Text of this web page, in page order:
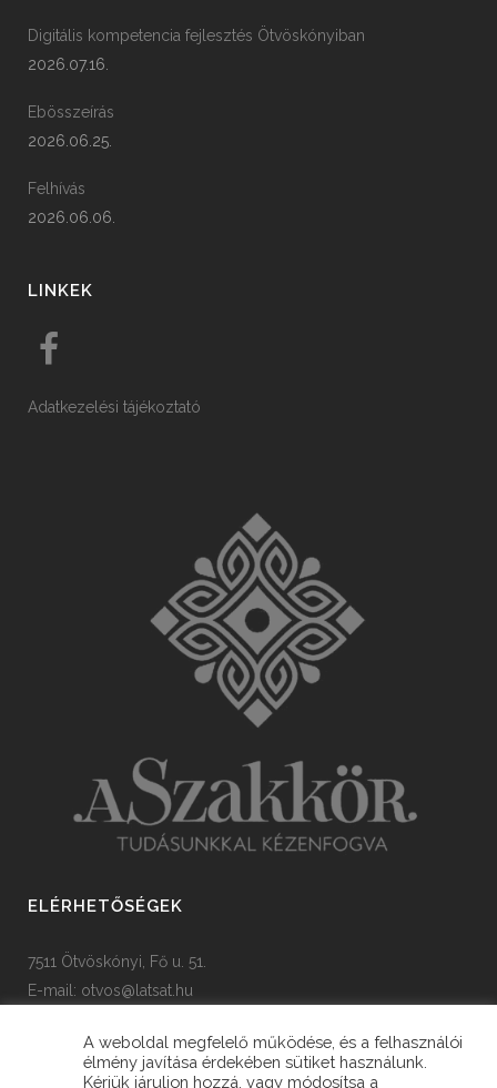
Digitális kompetencia fejlesztés Ötvöskónyiban
2026.07.16.
Ebösszeírás
2026.06.25.
Felhívás
2026.06.06.
LINKEK
Adatkezelési tájékoztató
ELÉRHETŐSÉGEK
7511 Ötvöskónyi, Fő u. 51.
E-mail: otvos@latsat.hu
A weboldal megfelelő működése, és a felhasználói
élmény javítása érdekében sütiket használunk.
Kérjük járuljon hozzá, vagy módosítsa a